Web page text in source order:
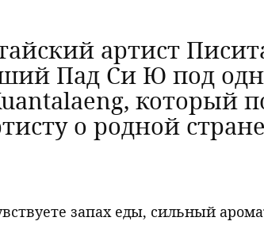
артист
Пад Си Ю под
который
о родной
запах еды, сильный